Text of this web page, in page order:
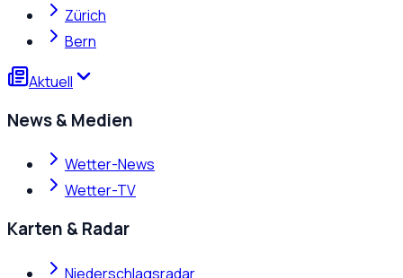
Zürich
Bern
Aktuell
News & Medien
Wetter-News
Wetter-TV
Karten & Radar
Niederschlagsradar